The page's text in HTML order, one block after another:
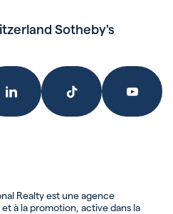
Sotheby's
Realty est une agence
à la promotion, active dans la